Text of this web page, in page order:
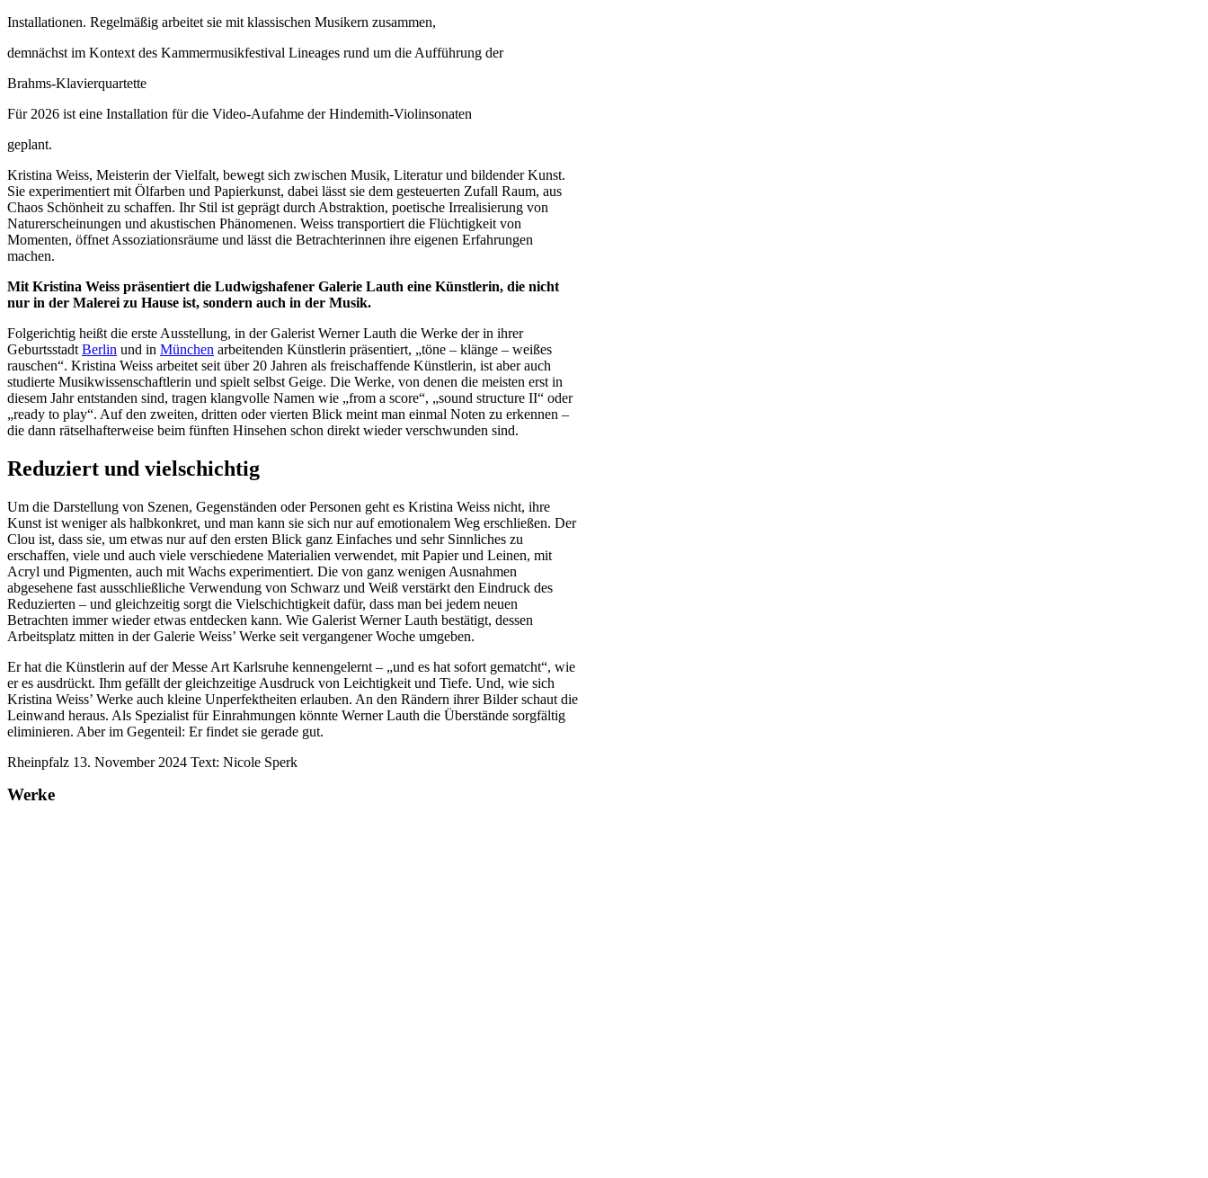
Installationen. Regelmäßig arbeitet sie mit klassischen Musikern zusammen,
demnächst im Kontext des Kammermusikfestival Lineages rund um die Aufführung der
Brahms-Klavierquartette
Für 2026 ist eine Installation für die Video-Aufahme der Hindemith-Violinsonaten
geplant.
Kristina Weiss, Meisterin der Vielfalt, bewegt sich zwischen Musik, Literatur und bildender Kunst.
Sie experimentiert mit Ölfarben und Papierkunst, dabei lässt sie dem gesteuerten Zufall Raum, aus
Chaos Schönheit zu schaffen. Ihr Stil ist geprägt durch Abstraktion, poetische Irrealisierung von
Naturerscheinungen und akustischen Phänomenen. Weiss transportiert die Flüchtigkeit von
Momenten, öffnet Assoziationsräume und lässt die Betrachterinnen ihre eigenen Erfahrungen
machen.
Mit Kristina Weiss präsentiert die Ludwigshafener Galerie Lauth eine Künstlerin, die nicht
nur in der Malerei zu Hause ist, sondern auch in der Musik.
Folgerichtig heißt die erste Ausstellung, in der Galerist Werner Lauth die Werke der in ihrer
Geburtsstadt Berlinund in Münchenarbeitenden Künstlerin präsentiert, „töne – klänge – weißes
rauschen“. Kristina Weiss arbeitet seit über 20 Jahren als freischaffende Künstlerin, ist aber auch
studierte Musikwissenschaftlerin und spielt selbst Geige. Die Werke, von denen die meisten erst in
diesem Jahr entstanden sind, tragen klangvolle Namen wie „from a score“, „sound structure II“ oder
„ready to play“. Auf den zweiten, dritten oder vierten Blick meint man einmal Noten zu erkennen –
die dann rätselhafterweise beim fünften Hinsehen schon direkt wieder verschwunden sind.
Reduziert und vielschichtig
Um die Darstellung von Szenen, Gegenständen oder Personen geht es Kristina Weiss nicht, ihre
Kunst ist weniger als halbkonkret, und man kann sie sich nur auf emotionalem Weg erschließen. Der
Clou ist, dass sie, um etwas nur auf den ersten Blick ganz Einfaches und sehr Sinnliches zu
erschaffen, viele und auch viele verschiedene Materialien verwendet, mit Papier und Leinen, mit
Acryl und Pigmenten, auch mit Wachs experimentiert. Die von ganz wenigen Ausnahmen
abgesehene fast ausschließliche Verwendung von Schwarz und Weiß verstärkt den Eindruck des
Reduzierten – und gleichzeitig sorgt die Vielschichtigkeit dafür, dass man bei jedem neuen
Betrachten immer wieder etwas entdecken kann. Wie Galerist Werner Lauth bestätigt, dessen
Arbeitsplatz mitten in der Galerie Weiss’ Werke seit vergangener Woche umgeben.
Er hat die Künstlerin auf der Messe Art Karlsruhe kennengelernt – „und es hat sofort gematcht“, wie
er es ausdrückt. Ihm gefällt der gleichzeitige Ausdruck von Leichtigkeit und Tiefe. Und, wie sich
Kristina Weiss’ Werke auch kleine Unperfektheiten erlauben. An den Rändern ihrer Bilder schaut die
Leinwand heraus. Als Spezialist für Einrahmungen könnte Werner Lauth die Überstände sorgfältig
eliminieren. Aber im Gegenteil: Er findet sie gerade gut.
Rheinpfalz 13. November 2024 Text: Nicole Sperk
Werke